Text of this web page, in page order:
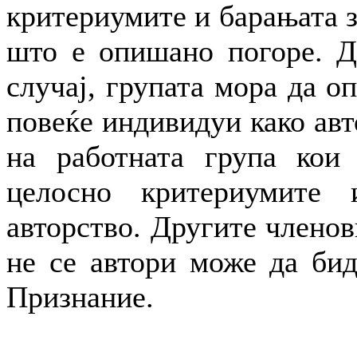
критериумите и барањата
што е опишано погоре.
случај, групата мора да
повеќе индивидуи како
на работната група кои
целосно
авторство. Другите
не се автори може да
Признание.